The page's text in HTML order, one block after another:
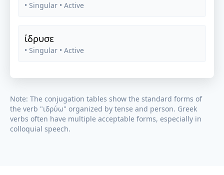
• Singular • Active
ίδρυσε
• Singular • Active
Note: The conjugation tables show the standard forms of
the verb "ιδρύω" organized by tense and person. Greek
verbs often have multiple acceptable forms, especially in
colloquial speech.